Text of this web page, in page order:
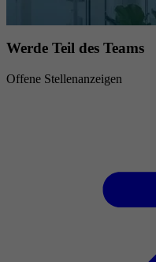
Werde Teil des Teams
Offene Stellenanzeigen